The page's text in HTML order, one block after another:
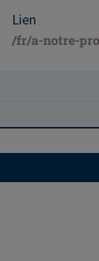
Lien
/fr/a-notre-